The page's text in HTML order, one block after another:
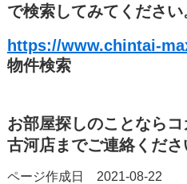
で検索してみてください
https://www.chintai-
物件検索
お部屋探しのことなら
古河店までご連絡くださ
ページ作成日 2021-08-22